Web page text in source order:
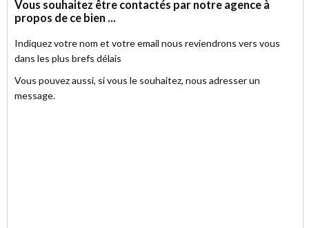
Vous souhaitez être contactés par notre agence à
propos de ce bien ...
Indiquez votre nom et votre email nous reviendrons vers vous
dans les plus brefs délais
Vous pouvez aussi, si vous le souhaitez, nous adresser un
message.